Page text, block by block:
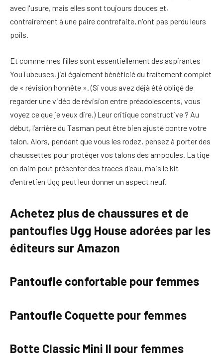
avec l'usure, mais elles sont toujours douces et,
contrairement à une paire contrefaite, n'ont pas perdu leurs
poils.
Et comme mes filles sont essentiellement des aspirantes
YouTubeuses, j’ai également bénéficié du traitement complet
de « révision honnête ». (Si vous avez déjà été obligé de
regarder une vidéo de révision entre préadolescents, vous
voyez ce que je veux dire.) Leur critique constructive ? Au
début, l’arrière du Tasman peut être bien ajusté contre votre
talon. Alors, pendant que vous les rodez, pensez à porter des
chaussettes pour protéger vos talons des ampoules. La tige
en daim peut présenter des traces d'eau, mais le kit
d'entretien Ugg peut leur donner un aspect neuf.
Achetez plus de chaussures et de
pantoufles Ugg House adorées par les
éditeurs sur Amazon
Pantoufle confortable pour femmes
Pantoufle Coquette pour femmes
Botte Classic Mini II pour femmes